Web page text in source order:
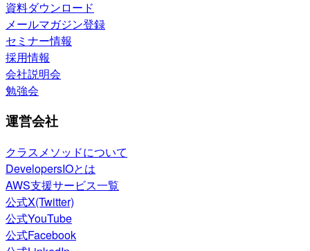
資料ダウンロード
メールマガジン登録
セミナー情報
採用情報
会社説明会
勉強会
運営会社
クラスメソッドについて
DevelopersIOとは
AWS支援サービス一覧
公式X(Twitter)
公式YouTube
公式Facebook